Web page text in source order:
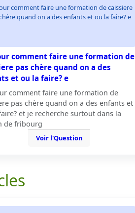
comment faire une formation de caissiere
quand on a des enfants et ou la faire? e
comment faire une formation de
pas chère quand on a des
et ou la faire? e
comment faire une formation de
pas chère quand on a des enfants et
et je recherche surtout dans la
de fribourg
Voir l'Question